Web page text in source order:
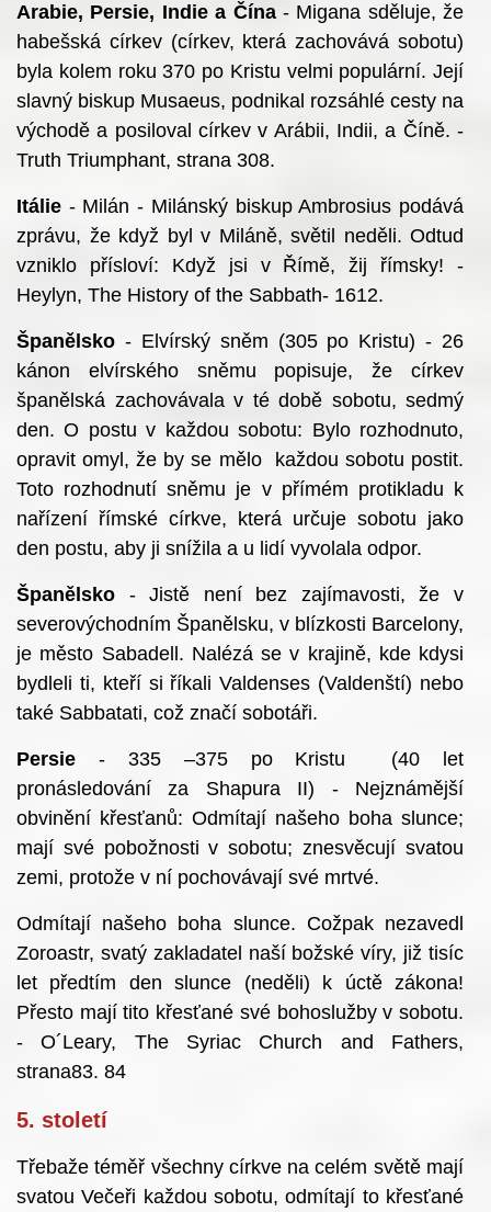
Arabie, Persie, Indie a Čína- Migana sděluje, že
habešská církev (církev, která zachovává sobotu)
byla kolem roku 370 po Kristu velmi populární. Její
slavný biskup Musaeus, podnikal rozsáhlé cesty na
východě a posiloval církev v Arábii, Indii, a Číně. -
Truth Triumphant, strana 308.
Itálie - Milán - Milánský biskup Ambrosius podává
zprávu, že když byl v Miláně, světil neděli. Odtud
vzniklo přísloví: Když jsi v Římě, žij římsky! -
Heylyn, The History of the Sabbath- 1612.
Španělsko - Elvírský sněm (305 po Kristu) - 26
kánon elvírského sněmu popisuje, že církev
španělská zachovávala v té době sobotu, sedmý
den. O postu v každou sobotu: Bylo rozhodnuto,
opravit omyl, že by se mělo každou sobotu postit.
Toto rozhodnutí sněmu je v přímém protikladu k
nařízení římské církve, která určuje sobotu jako
den postu, aby ji snížila a u lidí vyvolala odpor.
Španělsko - Jistě není bez zajímavosti, že v
severovýchodním Španělsku, v blízkosti Barcelony,
je město Sabadell. Nalézá se v krajině, kde kdysi
bydleli ti, kteří si říkali Valdenses (Valdenští) nebo
také Sabbatati, což značí sobotáři.
Persie - 335 –375 po Kristu (40 let
pronásledování za Shapura II) - Nejznámější
obvinění křesťanů: Odmítají našeho boha slunce;
mají své pobožnosti v sobotu; znesvěcují svatou
zemi, protože v ní pochovávají své mrtvé.
Odmítají našeho boha slunce. Cožpak nezavedl
Zoroastr, svatý zakladatel naší božské víry, již tisíc
let předtím den slunce (neděli) k úctě zákona!
Přesto mají tito křesťané své bohoslužby v sobotu.
- O´Leary, The Syriac Church and Fathers,
strana83. 84
5. století
Třebaže téměř všechny církve na celém světě mají
svatou Večeři každou sobotu, odmítají to křesťané